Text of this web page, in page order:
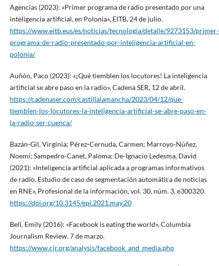
Agencias (2023): «Primer programa de radio presentado por una
inteligencia artificial, en Polonia», EITB, 24 de julio.
https://www.eitb.eus/es/noticias/tecnologia/detalle/9273153/primer-
programa-de-radio-presentado-por-inteligencia-artificial-en-
polonia/
Auñón, Paco (2023): «¡Qué tiemblen los locutores! La inteligencia
artificial se abre paso en la radio», Cadena SER, 12 de abril.
https://cadenaser.com/castillalamancha/2023/04/12/que-
tiemblen-los-locutores-la-inteligencia-artificial-se-abre-paso-en-
la-radio-ser-cuenca/
Bazán-Gil, Virginia; Pérez-Cernuda, Carmen; Marroyo-Núñez,
Noemí; Sampedro-Canet, Paloma; De-Ignacio Ledesma, David
(2021): «Inteligencia artificial aplicada a programas informativos
de radio. Estudio de caso de segmentación automática de noticias
en RNE», Profesional de la información, vol. 30, núm. 3, e300320.
https://doi.org/10.3145/epi.2021.may.20
Bell, Emily (2016): «Facebook is eating the world», Columbia
Journalism Review. 7 de marzo.
https://www.cjr.org/analysis/facebook_and_media.php